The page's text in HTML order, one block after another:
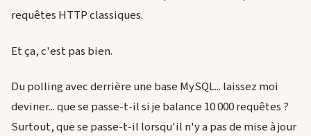
requêtes HTTP classiques.
Et ça, c'est pas bien.
Du polling avec derrière une base MySQL... laissez moi
deviner... que se passe-t-il si je balance 10 000 requêtes ?
Surtout, que se passe-t-il lorsqu'il n'y a pas de mise à jour